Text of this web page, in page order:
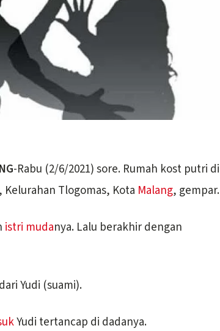
-Rabu (2/6/2021) sore. Rumah kost putri di
Tlogomas, Kota Malang, gempar.
istri mudanya. Lalu berakhir dengan
Yudi (suami).
Yudi tertancap di dadanya.